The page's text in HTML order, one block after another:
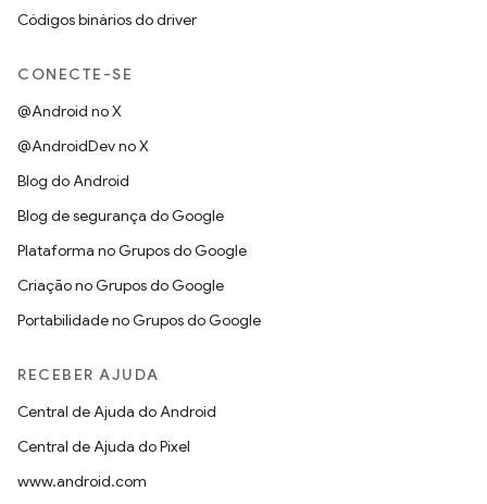
Códigos binários do driver
CONECTE-SE
@Android no X
@AndroidDev no X
Blog do Android
Blog de segurança do Google
Plataforma no Grupos do Google
Criação no Grupos do Google
Portabilidade no Grupos do Google
RECEBER AJUDA
Central de Ajuda do Android
Central de Ajuda do Pixel
www.android.com